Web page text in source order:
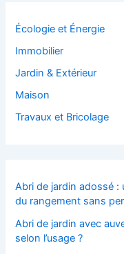
Écologie et Énergie
Immobilier
Jardin & Extérieur
Maison
Travaux et Bricolage
Abri de jardin adossé
du rangement sans
Abri de jardin avec
selon l’usage ?